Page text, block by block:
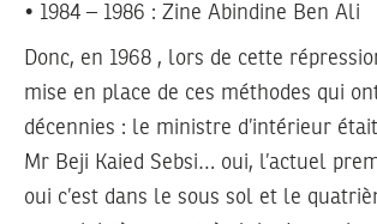
• 1984 – 1986 : Zine Abindine Ben Ali
Donc, en 1968 , lors de cette
mise en place de ces méthodes qui
décennies : le ministre d’intérieur
Mr Beji Kaied Sebsi… oui, l’actuel
oui c’est dans le sous sol et le